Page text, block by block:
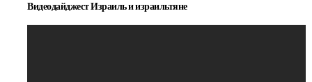
Видеодайджест Израиль и израильтяне